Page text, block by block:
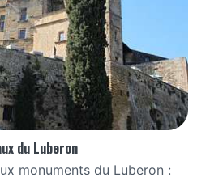
du Luberon
monuments du Luberon :